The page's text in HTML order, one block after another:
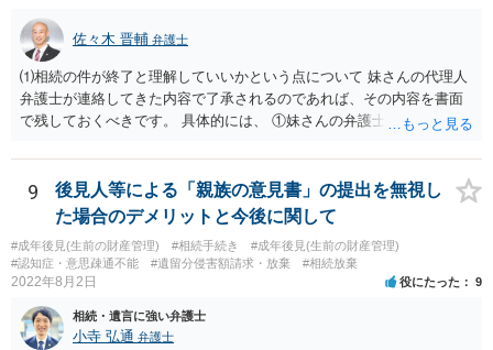
佐々木 晋輔 弁護士
⑴相続の件が終了と理解していいかという点について 妹さんの代理人
弁護士が連絡してきた内容で了承されるのであれば、その内容を書面
で残しておくべきです。 具体的には、 ①妹さんの弁護士に対して、連
の預金を振り込めば終了など）を記載した合意書等の書面を作成して
もらう。 ②相談者様はその書面の内容をしっかり確認する。納得でき
ない部分があれば、説明を求めたり、修正を求める。 なお、相続に
関してお互いに債権債務がないことを確認する旨を記載してもらいま
しょう。その記載があれば、相続の件は終了となります。 ③合意書等
が納得できる内容になれば、お互いに署名捺印する。 という流れで
捺印する前に、相談者様も別の弁護士に相談して確認してもらうので
もいいと思います。 ⑵振込先が弁護士宛であることについて 代理人弁
9
後見人等による「親族の意見書」の提出を無視し
た場合のデメリットと今後に関して
#成年後見(生前の財産管理) #相続手続き
#成年後見(生前の財産管理)
#認知症・意思疎通不能
#遺留分侵害額請求・放棄 #相続放棄
2022年8月2日 役にたった 9
相続・遺言に強い弁護士
小寺 弘通 弁護士